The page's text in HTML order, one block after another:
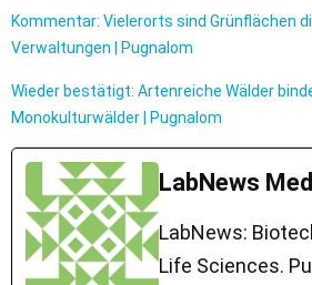
Kommentar: Vielerorts sind Grünflächen
Verwaltungen | Pugnalom
Wieder bestätigt: Artenreiche Wälder
Monokulturwälder | Pugnalom
LabNews
LabNews:
Life Sciences.